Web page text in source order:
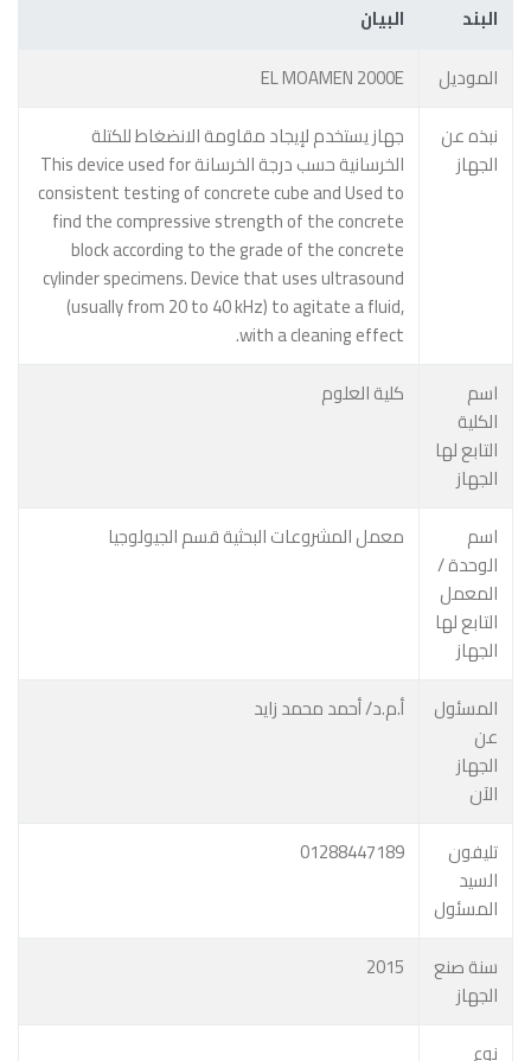
البند
البيان
الموديل
EL MOAMEN 2000E
نبذه عن
الجهاز
جهاز يستخدم لإيجاد مقاومة الانضغاط للكتلة
الخرسانية حسب درجة الخرسانة This device used for
consistent testing of concrete cube and Used to
find the compressive strength of the concrete
block according to the grade of the concrete
cylinder specimens. Device that uses ultrasound
(usually from 20 to 40 kHz) to agitate a fluid,
with a cleaning effect.
اسم
الكلية
التابع لها
الجهاز
كلية العلوم
اسم
الوحدة /
المعمل
التابع لها
الجهاز
معمل المشروعات البحثية قسم الجيولوجيا
المسئول
عن
الجهاز
الآن
أ.م.د/ أحمد محمد زايد
تليفون
السيد
المسئول
01288447189
سنة صنع
الجهاز
2015
نوع